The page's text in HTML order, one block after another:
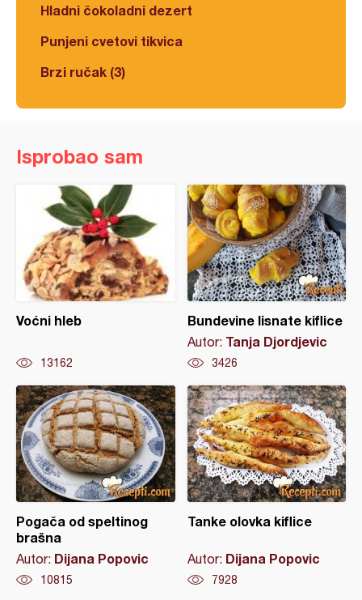
Hladni čokoladni dezert
Punjeni cvetovi tikvica
Brzi ručak (3)
Isprobao sam
Voćni hleb
13162
Bundevine lisnate kiflice
Autor: Tanja Djordjevic
3426
Pogača od speltinog
brašna
Autor: Dijana Popovic
10815
Tanke olovka kiflice
Autor: Dijana Popovic
7928